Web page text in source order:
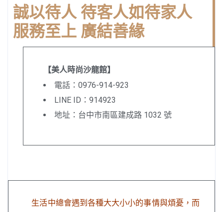
誠以待人 待客人如待家人
服務至上 廣結善緣
【美人時尚沙龍館】
電話：0976-914-923
LINE ID：914923
地址：台中市南區建成路 1032 號
生活中總會遇到各種大大小小的事情與煩憂，而